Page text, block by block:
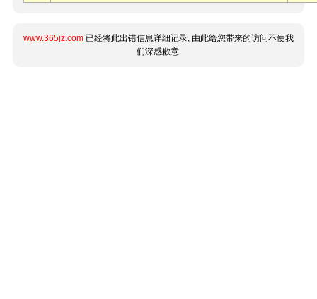
www.365jz.com 已经将此出错信息详细记录, 由此给您带来的访问不便我
们深感歉意.